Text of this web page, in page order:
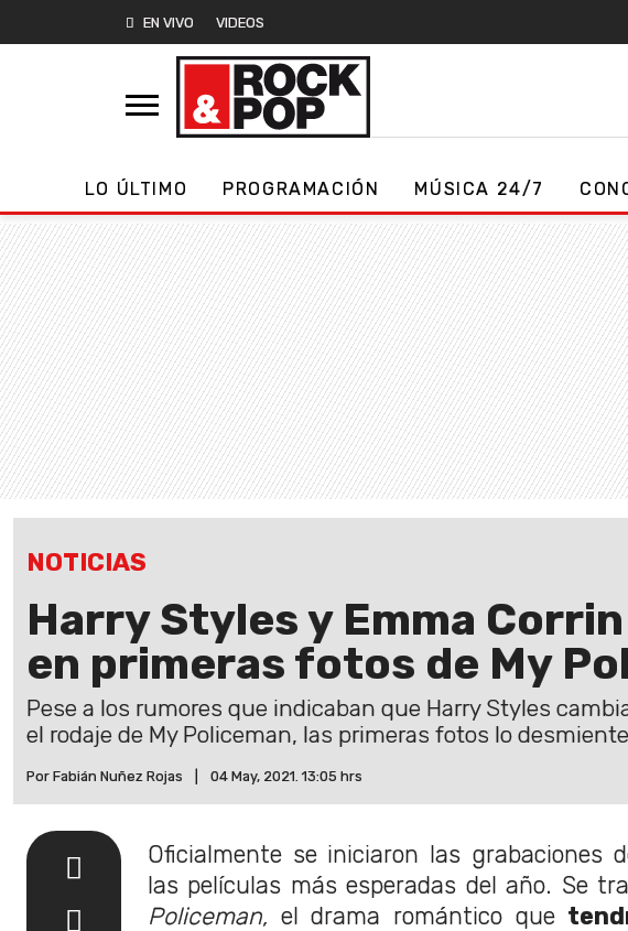
EN VIVO VIDEOS
LO ÚLTIMO PROGRAMACIÓN MÚSICA 24/7
NOTICIAS
Harry Styles y Emma
en primeras fotos de My
Pese a los rumores que indicaban que Harry Styles
el rodaje de My Policeman, las primeras fotos lo
Por Fabián Nuñez Rojas 04 May, 2021. 13:05 hrs
Oficialmente se iniciaron las grabaciones
las películas más esperadas del año. Se
Policeman, el drama romántico que